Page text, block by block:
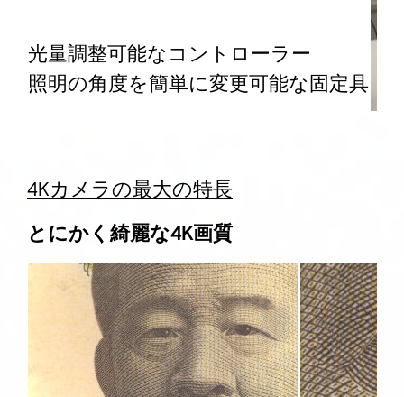
光量調整可能なコントローラー
照明の角度を簡単に変更可能な固定具
4Kカメラの最大の特長
とにかく綺麗な4K画質